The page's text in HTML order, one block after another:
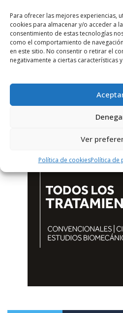
Para ofrecer las mejores experiencias,
cookies para almacenar y/o acceder a
consentimiento de estas tecnologías
como el comportamiento de
en este sitio. No consentir o retirar el
negativamente a ciertas características
Ver
Política de cookiesPolítica de